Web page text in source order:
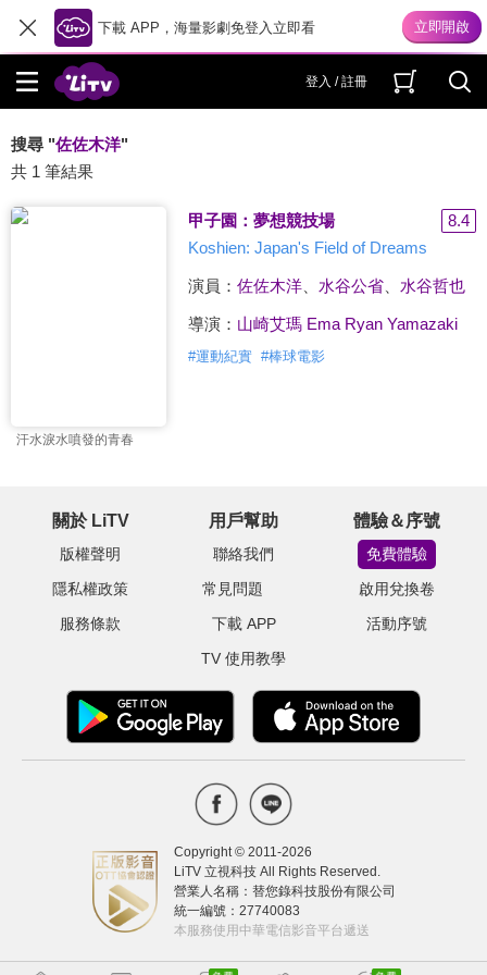
下載 APP，海量影劇免登入立即看
登入 / 註冊
搜尋 "佐佐木洋"
共 1 筆結果
汗水淚水噴發的青春
甲子園：夢想競技場
8.4
Koshien: Japan's Field of Dreams
演員： 佐佐木洋、 水谷公省、 水谷哲也
導演： 山崎艾瑪 Ema Ryan Yamazaki
#運動紀實 #棒球電影
關於 LiTV
版權聲明
隱私權政策
服務條款
用戶幫助
聯絡我們
常見問題
下載 APP
TV 使用教學
體驗＆序號
免費體驗
啟用兌換卷
活動序號
Copyright © 2011-2026
LiTV 立視科技 All Rights Reserved.
營業人名稱：替您錄科技股份有限公司
統一編號：27740083
本服務使用中華電信影音平台遞送